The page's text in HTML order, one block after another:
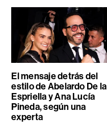
El mensaje detrás del
estilo de Abelardo De la
Espriella y Ana Lucía
Pineda, según una
experta